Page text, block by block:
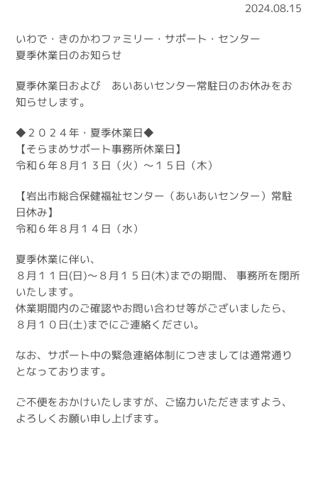
2024.08.15
いわで・きのかわファミリー・サポート・センター
夏季休業日のお知らせ
夏季休業日および あいあいセンター常駐日のお休みをお
知らせします。
◆２０２４年・夏季休業日◆
【そらまめサポート事務所休業日】
令和６年８月１３日（火）～１５日（木）
【岩出市総合保健福祉センター（あいあいセンター）常駐
日休み】
令和６年８月１４日（水）
夏季休業に伴い、
８月１１日(日)～８月１５日(木)までの期間、 事務所を閉所
いたします。
休業期間内のご確認やお問い合わせ等がございましたら、
８月１０日(土)までにご連絡ください。
なお、サポート中の緊急連絡体制につきましては通常通り
となっております。
ご不便をおかけいたしますが、ご協力いただきますよう、
よろしくお願い申し上げます。